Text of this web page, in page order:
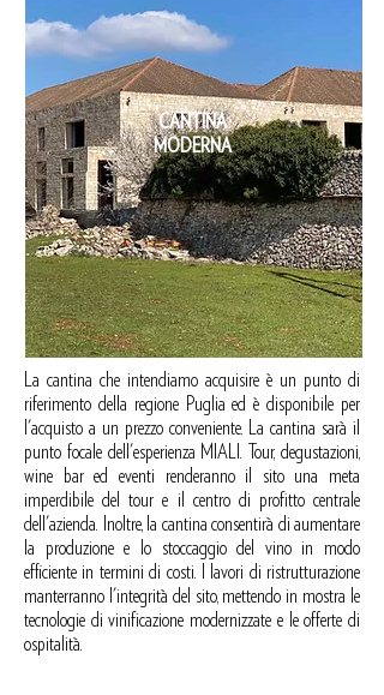
CANTINA
MODERNA
La cantina che intendiamo acquisire è un punto di
riferimento della regione Puglia ed è disponibile per
l'acquisto a un prezzo conveniente. La cantina sarà il
punto focale dell'esperienza MIALI. Tour, degustazioni,
wine bar ed eventi renderanno il sito una meta
imperdibile del tour e il centro di profitto centrale
dell'azienda. Inoltre, la cantina consentirà di aumentare
la produzione e lo stoccaggio del vino in modo
efficiente in termini di costi. I lavori di ristrutturazione
manterranno l'integrità del sito, mettendo in mostra le
tecnologie di vinificazione modernizzate e le offerte di
ospitalità.